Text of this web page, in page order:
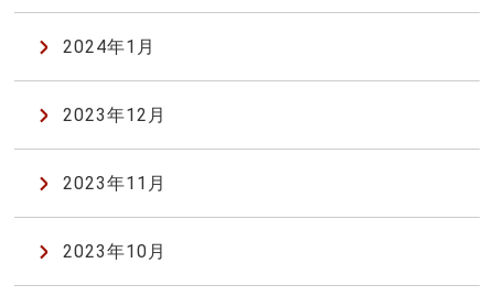
2024年1月
2023年12月
2023年11月
2023年10月